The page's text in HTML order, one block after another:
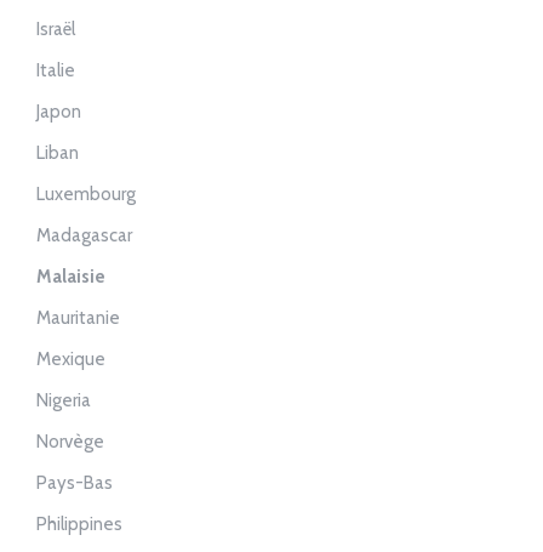
Israël
Italie
Japon
Liban
Luxembourg
Madagascar
Malaisie
Mauritanie
Mexique
Nigeria
Norvège
Pays-Bas
Philippines